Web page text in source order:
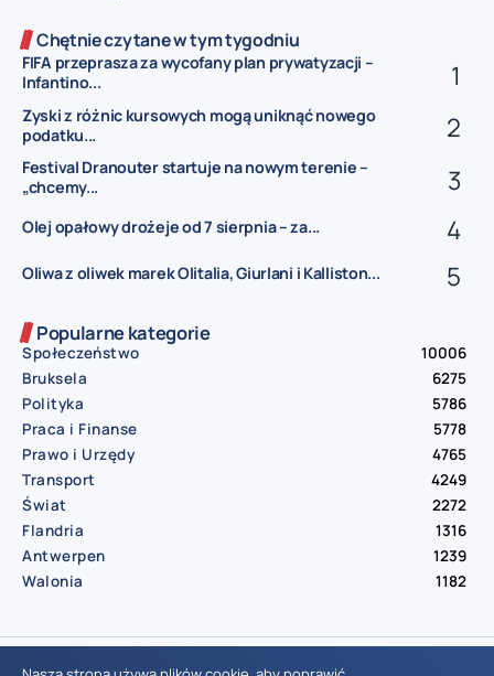
Chętnie czytane w tym tygodniu
FIFA przeprasza za wycofany plan prywatyzacji –
Infantino...
Zyski z różnic kursowych mogą uniknąć nowego
podatku...
Festival Dranouter startuje na nowym terenie –
„chcemy...
Olej opałowy drożeje od 7 sierpnia – za...
Oliwa z oliwek marek Olitalia, Giurlani i Kalliston...
Popularne kategorie
Społeczeństwo
10006
Bruksela
6275
Polityka
5786
Praca i Finanse
5778
Prawo i Urzędy
4765
Transport
4249
Świat
2272
Flandria
1316
Antwerpen
1239
Walonia
1182
© Aktualnosci.be – All Right Reserved 2016-2026